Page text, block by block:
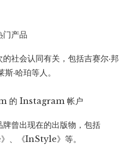
社会认同有关，包括吉赛尔·邦
斯·哈珀等人。
曾出现在的出版物，包括
、《InStyle》等。